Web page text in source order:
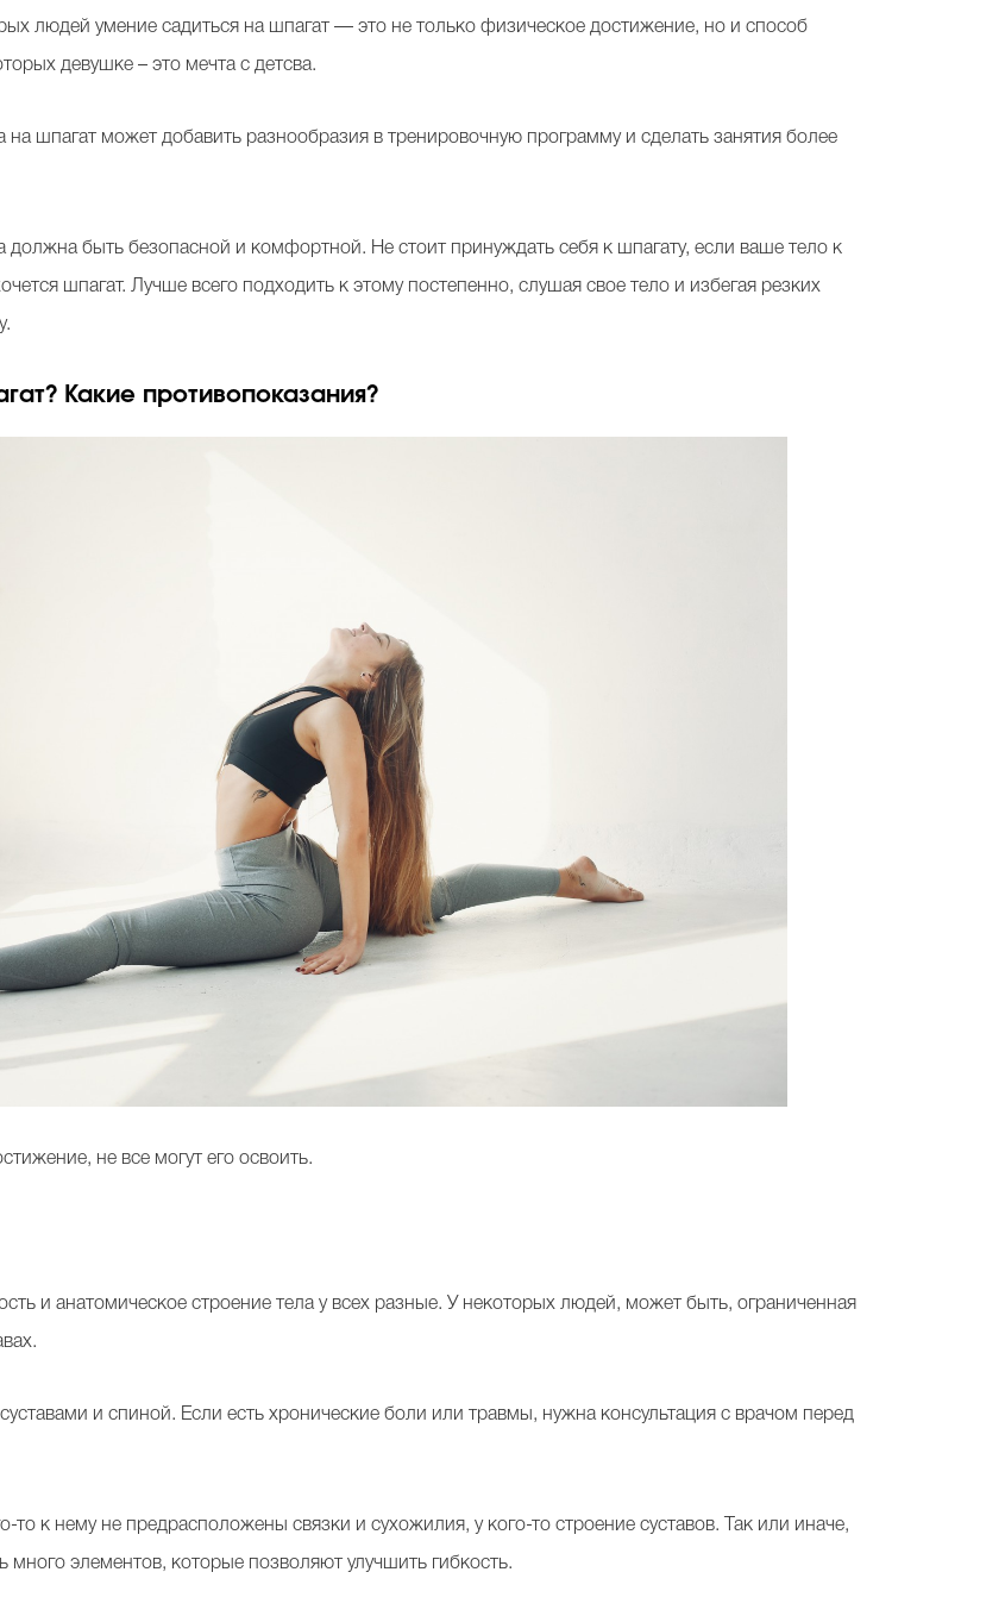
людей умение садиться на шпагат — это не только физическое достижение, но и способ
девушке – это мечта с детсва.
на шпагат может добавить разнообразия в тренировочную программу и сделать занятия более
должна быть безопасной и комфортной. Не стоит принуждать себя к шпагату, если ваше тело к
шпагат. Лучше всего подходить к этому постепенно, слушая свое тело и избегая резких
Какие противопоказания?
не все могут его освоить.
и анатомическое строение тела у всех разные. У некоторых людей, может быть, ограниченная
и спиной. Если есть хронические боли или травмы, нужна консультация с врачом перед
то к нему не предрасположены связки и сухожилия, у кого-то строение суставов. Так или иначе,
много элементов, которые позволяют улучшить гибкость.